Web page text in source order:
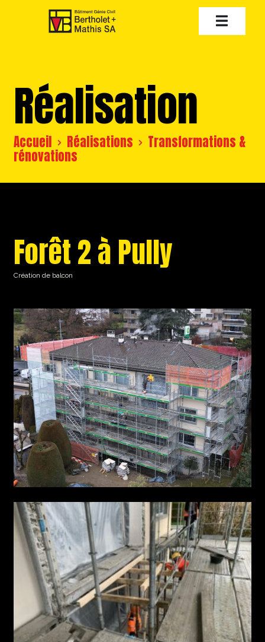
Réalisation
Accueil Réalisations Transformations &
rénovations
Forêt 2 à Pully
Création de balcon